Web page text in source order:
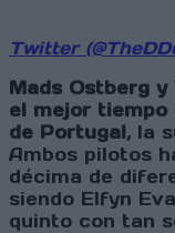
Twitter
Mads Ostberg
el mejor tiempo
de Portugal, la
Ambos pilotos
décima de
siendo Elfyn
quinto con tan